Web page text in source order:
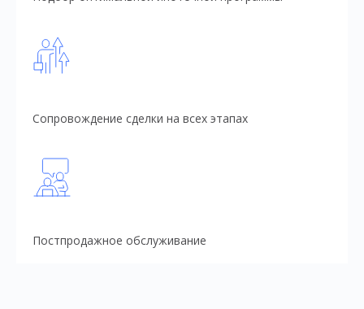
Сопровождение сделки на всех этапах
Постпродажное обслуживание